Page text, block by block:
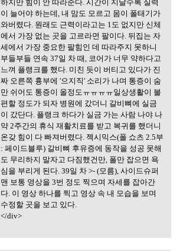
하지만 힘이 안 따라준다. 시간이 지날수록 실력
이 늘어야 하는데, 내 맘도 모르고 몸이 폴태기가
와버렸다. 원래도 근력이라고는 1도 없지만 신체
에서 가장 없는 곳을 고르라면 팔이다. 뒤집는 자
세에서 가장 중요한 팔힘인 데 따라주지 못하니
부들부들 연속 37일 차 때, 코어가 너무 약하다고
느껴 플랭크를 했다. 미친 듯이 버티고 있다가 진
짜 오른쪽 흉부에 '으지직' 소리가 나며 통증이 숨
만 쉬어도 통증이 올정도ㅠㅠㅠㅠ일상생활이 불
편할 정도가 되자 병원에 갔더니 갈비뼈에 실금
이 갔단다. 플랭크 하다가 실금 가는 사람 나야 나
약 2주간의 휴식 재활치료를 받고 복귀를 했더니
온갖 힘이 다 빠져버렸다. 젝시믹스(폴 쇼츠 2.5부
: 페이드블루) 갈비뼈 후유증에 동작을 성공 못해
도 무리하지 말자고 다짐했건만, 폴만 잡으면 욕
심을 부리게 된다. 39일 차 >- (모름), 사이드슈퍼
맨 보통 영상을 3번 정도 찍으며 자세를 잡아간
다. 이 영상 하나를 찍고 영상 속 내 모습을 보며
수정할 곳을 보고 있다.
</div>